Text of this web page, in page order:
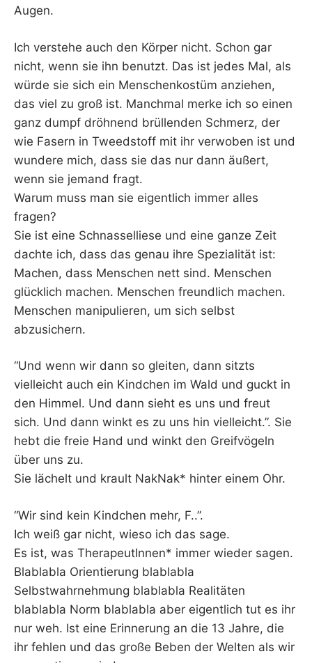
Augen.
Ich verstehe auch den Körper nicht. Schon gar
nicht, wenn sie ihn benutzt. Das ist jedes Mal, als
würde sie sich ein Menschenkostüm anziehen,
das viel zu groß ist. Manchmal merke ich so einen
ganz dumpf dröhnend brüllenden Schmerz, der
wie Fasern in Tweedstoff mit ihr verwoben ist und
wundere mich, dass sie das nur dann äußert,
wenn sie jemand fragt.
Warum muss man sie eigentlich immer alles
fragen?
Sie ist eine Schnasselliese und eine ganze Zeit
dachte ich, dass das genau ihre Spezialität ist:
Machen, dass Menschen nett sind. Menschen
glücklich machen. Menschen freundlich machen.
Menschen manipulieren, um sich selbst
abzusichern.
“Und wenn wir dann so gleiten, dann sitzts
vielleicht auch ein Kindchen im Wald und guckt in
den Himmel. Und dann sieht es uns und freut
sich. Und dann winkt es zu uns hin vielleicht.”. Sie
hebt die freie Hand und winkt den Greifvögeln
über uns zu.
Sie lächelt und krault NakNak* hinter einem Ohr.
“Wir sind kein Kindchen mehr, F..”.
Ich weiß gar nicht, wieso ich das sage.
Es ist, was TherapeutInnen* immer wieder sagen.
Blablabla Orientierung blablabla
Selbstwahrnehmung blablabla Realitäten
blablabla Norm blablabla aber eigentlich tut es ihr
nur weh. Ist eine Erinnerung an die 13 Jahre, die
ihr fehlen und das große Beben der Welten als wir